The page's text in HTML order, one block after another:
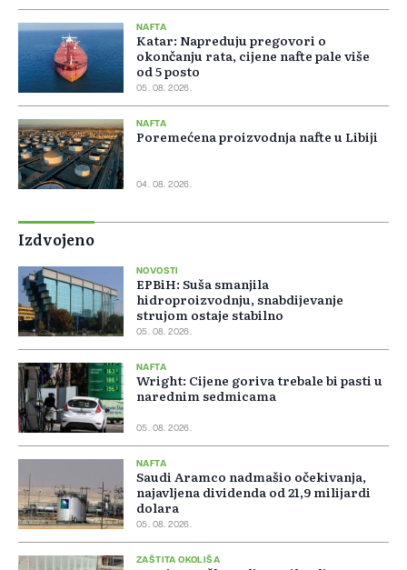
NAFTA
Katar: Napreduju pregovori o
okončanju rata, cijene nafte pale više
od 5 posto
05. 08. 2026.
NAFTA
Poremećena proizvodnja nafte u Libiji
04. 08. 2026.
Izdvojeno
NOVOSTI
EPBiH: Suša smanjila
hidroproizvodnju, snabdijevanje
strujom ostaje stabilno
05. 08. 2026.
NAFTA
Wright: Cijene goriva trebale bi pasti u
narednim sedmicama
05. 08. 2026.
NAFTA
Saudi Aramco nadmašio očekivanja,
najavljena dividenda od 21,9 milijardi
dolara
05. 08. 2026.
ZAŠTITA OKOLIŠA